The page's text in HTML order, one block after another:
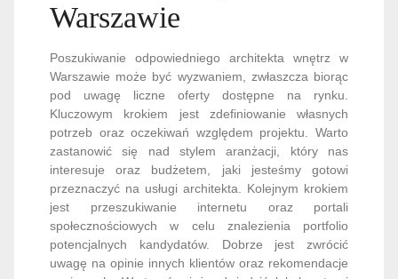
Warszawie
Poszukiwanie odpowiedniego architekta wnętrz w
Warszawie może być wyzwaniem, zwłaszcza biorąc
pod uwagę liczne oferty dostępne na rynku.
Kluczowym krokiem jest zdefiniowanie własnych
potrzeb oraz oczekiwań względem projektu. Warto
zastanowić się nad stylem aranżacji, który nas
interesuje oraz budżetem, jaki jesteśmy gotowi
przeznaczyć na usługi architekta. Kolejnym krokiem
jest przeszukiwanie internetu oraz portali
społecznościowych w celu znalezienia portfolio
potencjalnych kandydatów. Dobrze jest zwrócić
uwagę na opinie innych klientów oraz rekomendacje